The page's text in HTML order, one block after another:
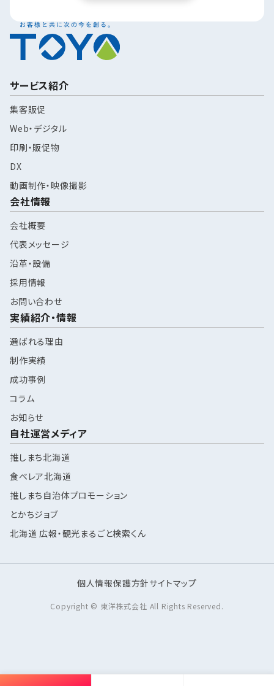
サービス紹介
集客販促
Web・デジタル
印刷・販促物
DX
動画制作・映像撮影
会社情報
会社概要
代表メッセージ
沿革・設備
採用情報
お問い合わせ
実績紹介・情報
選ばれる理由
制作実績
成功事例
コラム
お知らせ
自社運営メディア
推しまち北海道
食べレア北海道
推しまち自治体プロモーション
とかちジョブ
北海道 広報・観光まるごと検索くん
個人情報保護方針サイトマップ
Copyright © 東洋株式会社 All Rights Reserved.